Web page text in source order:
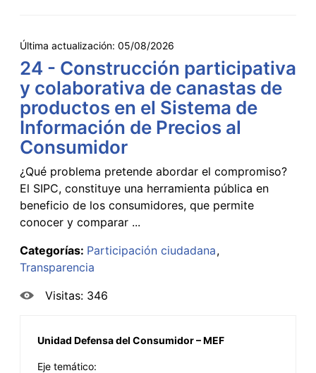
Última actualización: 05/08/2026
24 - Construcción participativa
y colaborativa de canastas de
productos en el Sistema de
Información de Precios al
Consumidor
¿Qué problema pretende abordar el compromiso?
El SIPC, constituye una herramienta pública en
beneficio de los consumidores, que permite
conocer y comparar ...
Categorías: Participación ciudadana
Transparencia
Visitas: 346
Unidad Defensa del Consumidor – MEF
Eje temático: